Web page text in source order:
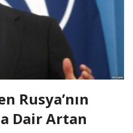
Rusya’nın
Dair Artan